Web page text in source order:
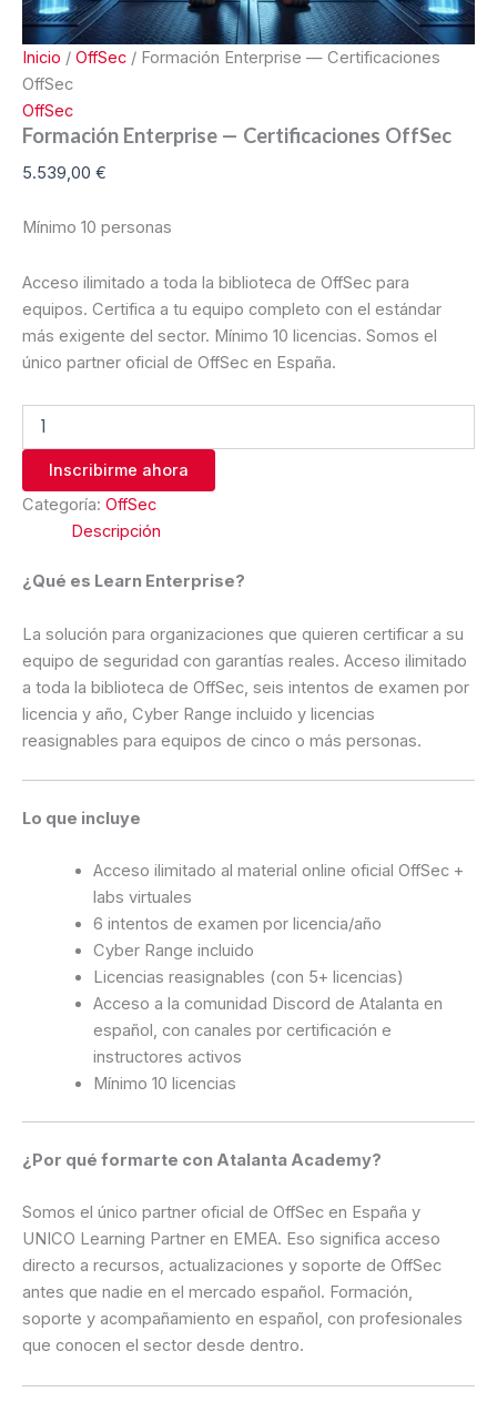
Inicio / OffSec / Formación Enterprise — Certificaciones
OffSec
OffSec
Formación Enterprise — Certificaciones OffSec
5.539,00 €
Mínimo 10 personas
Acceso ilimitado a toda la biblioteca de OffSec para
equipos. Certifica a tu equipo completo con el estándar
más exigente del sector. Mínimo 10 licencias. Somos el
único partner oficial de OffSec en España.
Inscribirme ahora
Categoría: OffSec
Descripción
¿Qué es Learn Enterprise?
La solución para organizaciones que quieren certificar a su
equipo de seguridad con garantías reales. Acceso ilimitado
a toda la biblioteca de OffSec, seis intentos de examen por
licencia y año, Cyber Range incluido y licencias
reasignables para equipos de cinco o más personas.
Lo que incluye
Acceso ilimitado al material online oficial OffSec +
labs virtuales
6 intentos de examen por licencia/año
Cyber Range incluido
Licencias reasignables (con 5+ licencias)
Acceso a la comunidad Discord de Atalanta en
español, con canales por certificación e
instructores activos
Mínimo 10 licencias
¿Por qué formarte con Atalanta Academy?
Somos el único partner oficial de OffSec en España y
UNICO Learning Partner en EMEA. Eso significa acceso
directo a recursos, actualizaciones y soporte de OffSec
antes que nadie en el mercado español. Formación,
soporte y acompañamiento en español, con profesionales
que conocen el sector desde dentro.